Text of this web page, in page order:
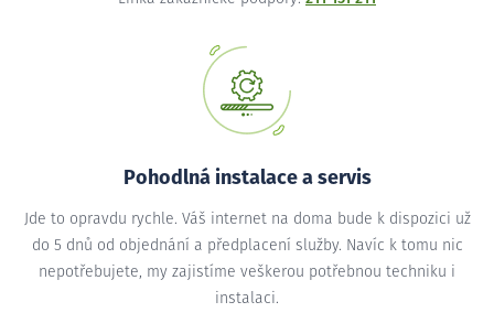
Pohodlná instalace a servis
Jde to opravdu rychle. Váš internet na doma bude k dispozici už
do 5 dnů od objednání a předplacení služby. Navíc k tomu nic
nepotřebujete, my zajistíme veškerou potřebnou techniku i
instalaci.